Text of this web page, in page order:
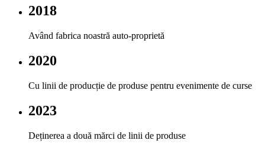
2018
Având fabrica noastră auto-proprietă
2020
Cu linii de producție de produse pentru evenimente de curse
2023
Deținerea a două mărci de linii de produse